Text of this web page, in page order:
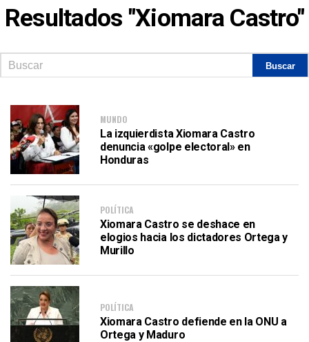
Resultados "Xiomara Castro"
MUNDO
La izquierdista Xiomara Castro
denuncia «golpe electoral» en
Honduras
POLÍTICA
Xiomara Castro se deshace en
elogios hacia los dictadores Ortega y
Murillo
POLÍTICA
Xiomara Castro defiende en la ONU a
Ortega y Maduro